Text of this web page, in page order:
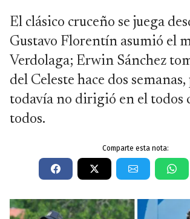
El clásico cruceño se juega
Gustavo Florentín asumió el
Verdolaga; Erwin Sánchez
del Celeste hace dos semanas,
todavía no dirigió en el todos
todos.
Comparte esta nota: